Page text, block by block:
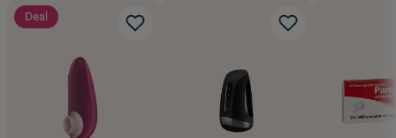
•Körtidtid: 120min
•Batterityp: Innehåller uppladdningsbart Li-ion-batteri (3,7V,
•Produktens vikt: 90g
Deal